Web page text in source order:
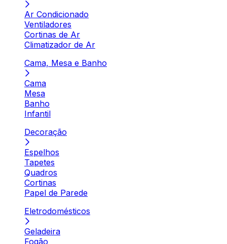
Ar Condicionado
Ventiladores
Cortinas de Ar
Climatizador de Ar
Cama, Mesa e Banho
Cama
Mesa
Banho
Infantil
Decoração
Espelhos
Tapetes
Quadros
Cortinas
Papel de Parede
Eletrodomésticos
Geladeira
Fogão